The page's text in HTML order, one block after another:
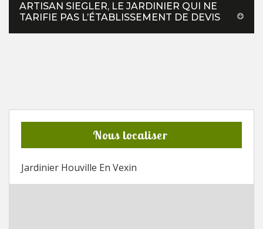
ARTISAN SIEGLER, LE JARDINIER QUI NE
TARIFIE PAS L’ÉTABLISSEMENT DE DEVIS
Nous localiser
Jardinier Houville En Vexin